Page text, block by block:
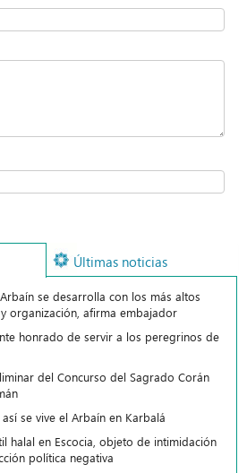
Últimas noticias
se desarrolla con los más altos
organización, afirma embajador
honrado de servir a los peregrinos de
del Concurso del Sagrado Corán
se vive el Arbaín en Karbalá
halal en Escocia, objeto de intimidación
política negativa